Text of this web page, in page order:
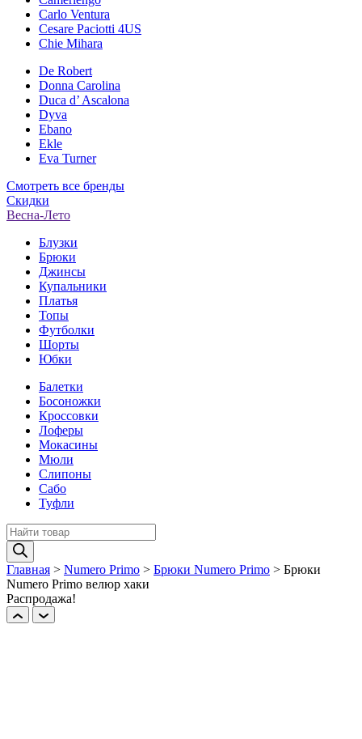
Carlo Ventura
Cesare Paciotti 4US
Chie Mihara
De Robert
Donna Carolina
Duca d’ Ascalona
Dyva
Ebano
Ekle
Eva Turner
Смотреть все бренды
Скидки
Весна-Лето
Блузки
Брюки
Джинсы
Купальники
Платья
Топы
Футболки
Шорты
Юбки
Балетки
Босоножки
Кроссовки
Лоферы
Мокасины
Мюли
Слипоны
Сабо
Туфли
Поиск
товаров
Главная > Numero Primo > Брюки Numero Primo > Брюки
Numero Primo велюр хаки
Распродажа!